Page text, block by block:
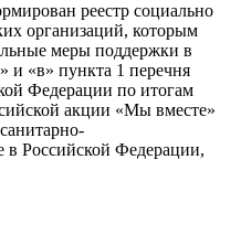
реестр социально
организаций, которым
меры поддержки в
и «в» пункта 1 перечня
Федерации по итогам
акции «Мы вместе»
в Российской Федерации,